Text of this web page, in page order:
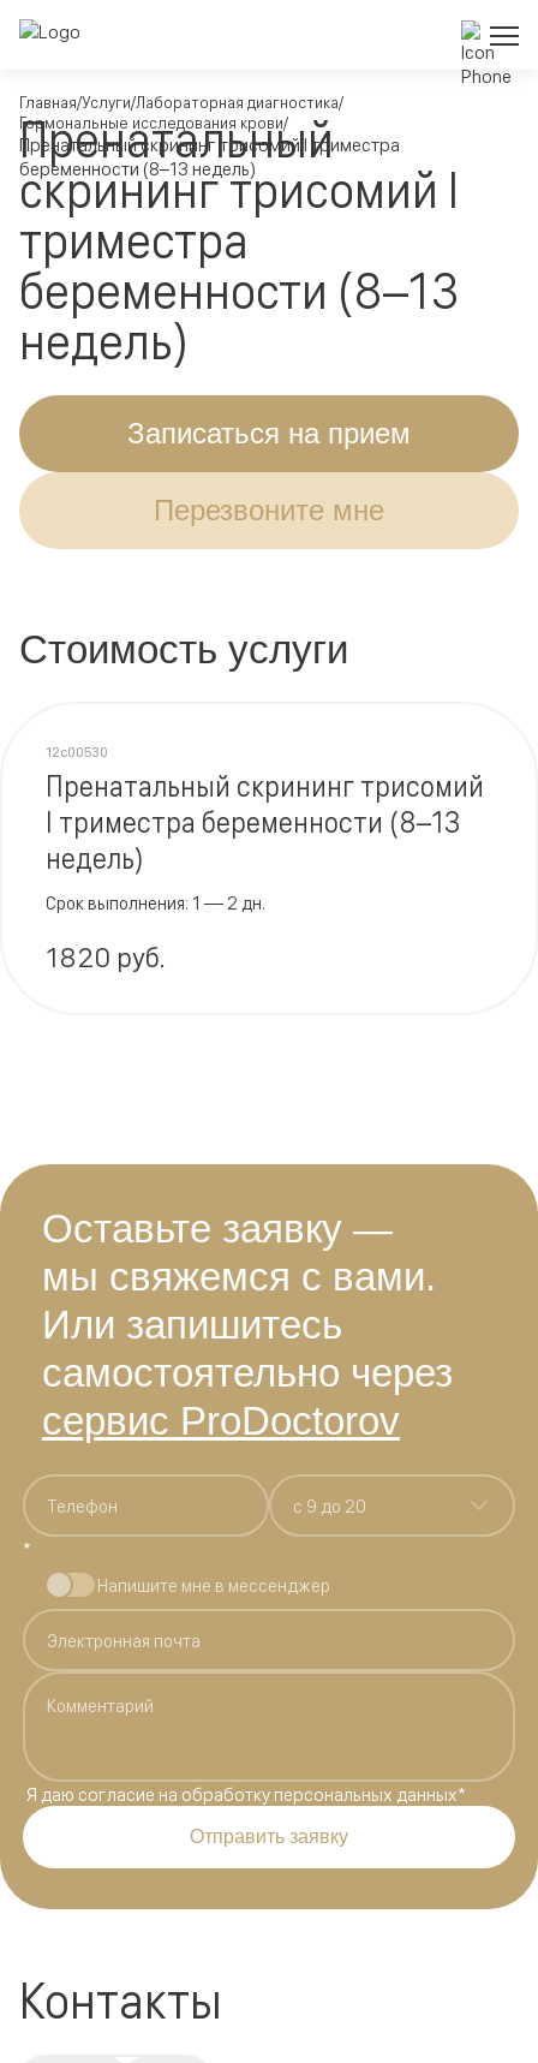
Главная Услуги Лабораторная диагностика
Гормональные исследования крови
Пренатальный скрининг трисомий I триместра
беременности (8–13 недель)
Пренатальный
скрининг трисомий I
триместра
беременности (8–13
недель)
Записаться на прием
Перезвоните мне
Стоимость услуги
Пренатальный скрининг трисомий
I триместра беременности (8–13
недель)
12c00530
1820 руб.
Срок выполнения: 1 — 2 дн.
Оставьте заявку —
мы свяжемся с вами.
Или запишитесь
самостоятельно через
сервис ProDoctorov
*
c 9 до 20
Напишите мне в мессенджер
Я даю согласие на обработку персональных данных*
Отправить заявку
Контакты